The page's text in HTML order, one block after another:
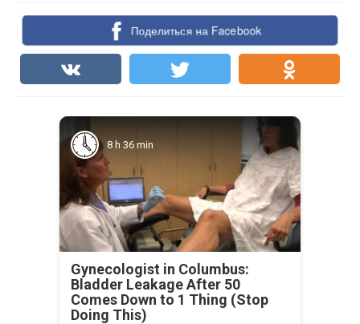
Поделиться на Facebook
8 h 36 min
Gynecologist in Columbus:
Bladder Leakage After 50
Comes Down to 1 Thing (Stop
Doing This)